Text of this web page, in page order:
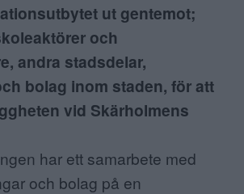
ut gentemot;
och
andra stadsdelar,
bolag inom staden, för att
vid Skärholmens
har ett samarbete med
och bolag på en